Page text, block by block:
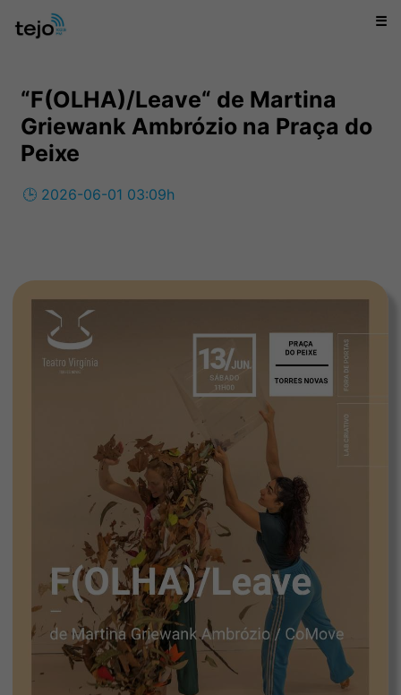
☰
“F(OLHA)/Leave“ de Martina
Griewank Ambrózio na Praça do
Peixe
🕒 2026-06-01 03:09h